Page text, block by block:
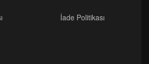
İade Politikası